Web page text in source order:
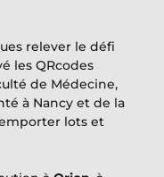
relever le défi
les QRcodes
de Médecine,
à Nancy et de la
lots et